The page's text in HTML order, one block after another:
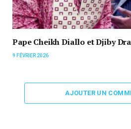
Pape Cheikh Diallo et Djiby
9 FÉVRIER 2026
AJOUTER UN